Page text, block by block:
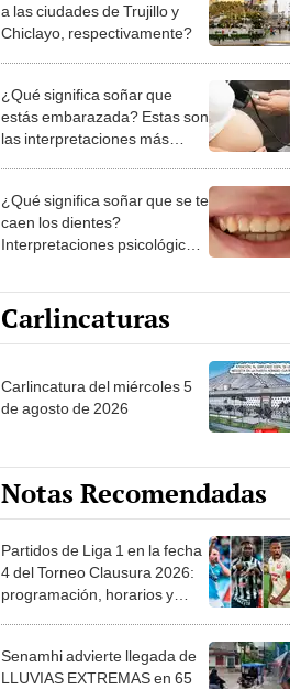
a las ciudades de Trujillo y
Chiclayo, respectivamente?
¿Qué significa soñar que
estás embarazada? Estas son
las interpretaciones más
¿Qué significa soñar que se te
caen los dientes?
Interpretaciones psicológicas
Carlincaturas
Carlincatura del miércoles 5
de agosto de 2026
Notas Recomendadas
Partidos de Liga 1 en la fecha
4 del Torneo Clausura 2026:
programación, horarios y
Senamhi advierte llegada de
LLUVIAS EXTREMAS en 65